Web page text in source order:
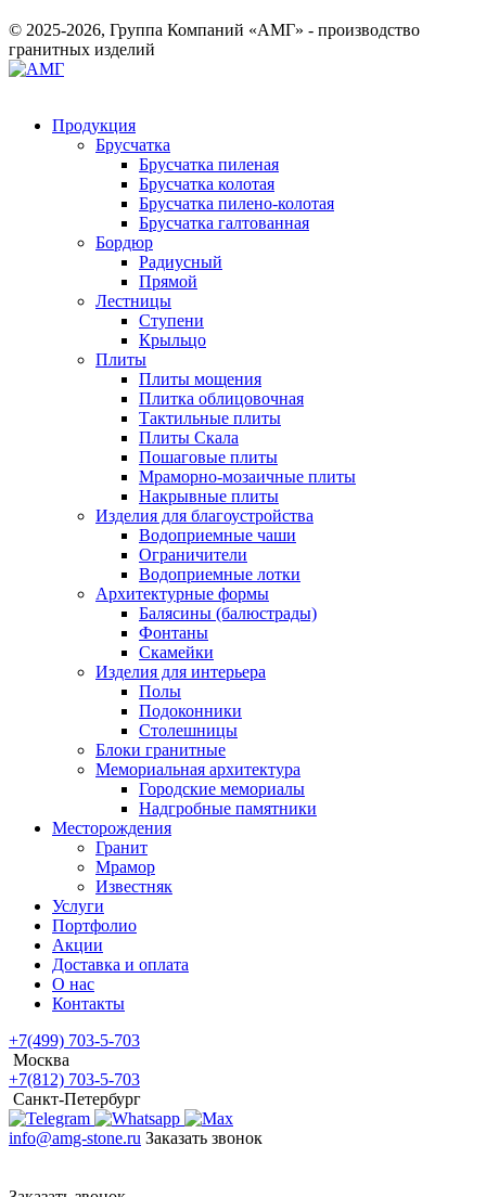
© 2025-2026, Группа Компаний «АМГ» - производство
гранитных изделий
Продукция
Брусчатка
Брусчатка пиленая
Брусчатка колотая
Брусчатка пилено-колотая
Брусчатка галтованная
Бордюр
Радиусный
Прямой
Лестницы
Ступени
Крыльцо
Плиты
Плиты мощения
Плитка облицовочная
Тактильные плиты
Плиты Скала
Пошаговые плиты
Мраморно-мозаичные плиты
Накрывные плиты
Изделия для благоустройства
Водоприемные чаши
Ограничители
Водоприемные лотки
Архитектурные формы
Балясины (балюстрады)
Фонтаны
Скамейки
Изделия для интерьера
Полы
Подоконники
Столешницы
Блоки гранитные
Мемориальная архитектура
Городские мемориалы
Надгробные памятники
Месторождения
Гранит
Мрамор
Известняк
Услуги
Портфолио
Акции
Доставка и оплата
О нас
Контакты
+7(499) 703-5-703
Москва
+7(812) 703-5-703
Санкт-Петербург
info@amg-stone.ru Заказать звонок